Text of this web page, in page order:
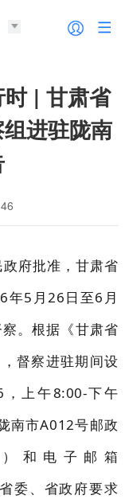
| 甘肃省
进驻陇南
府批准，甘肃省
年5月26日至6月
。根据《甘肃省
督察进驻期间设
，上午8:00-下午
南市A012号邮政
和电子邮箱
委、省政府要求